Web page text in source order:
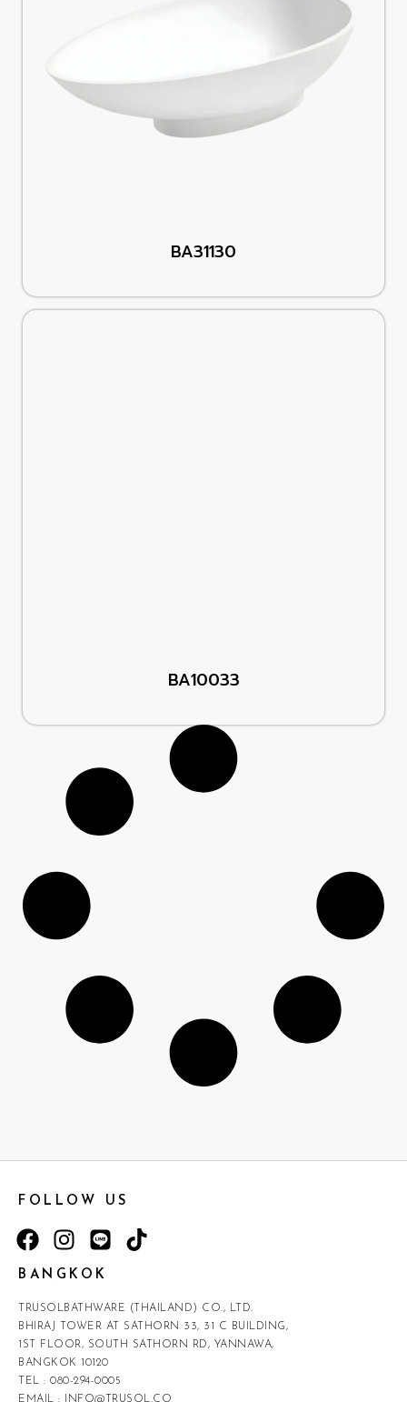
BA31130
BA10033
FOLLOW US
BANGKOK
TRUSOLBATHWARE (THAILAND) CO., LTD.
BHIRAJ TOWER AT SATHORN 33, 31 C BUILDING,
1ST FLOOR, SOUTH SATHORN RD, YANNAWA,
BANGKOK 10120
TEL : 080-294-0005
EMAIL :
INFO@TRUSOL.CO